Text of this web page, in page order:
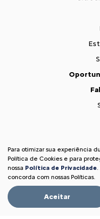
Para otimizar sua experiência
Política de Cookies e para
nossa Política de Privacidade
concorda com nossas Políticas.
Aceitar